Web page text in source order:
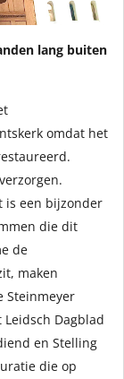
lang buiten
omdat het
is een bijzonder
die dit
de
maken
Steinmeyer
Dagblad
en Stelling
die op